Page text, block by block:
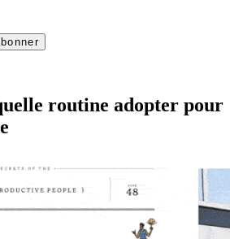
routine adopter pour